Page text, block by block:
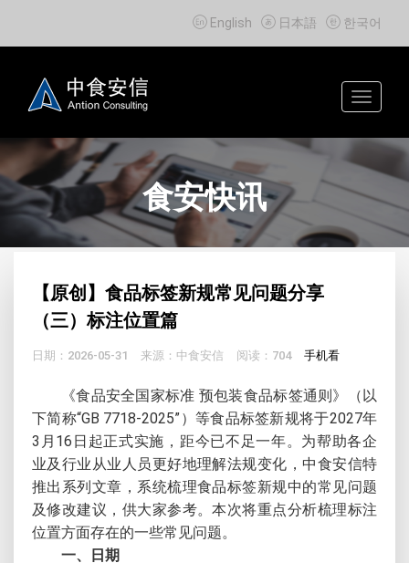
 English  日本語  한국어
Toggle
食安快讯
【原创】食品标签新规常见问题分享
（三）标注位置篇
日期：2026-05-31 来源：中食安信 阅读：704 手机看
《食品安全国家标准 预包装食品标签通则》（以
下简称“GB 7718-2025”）等食品标签新规将于2027年
3月16日起正式实施，距今已不足一年。为帮助各企
业及行业从业人员更好地理解法规变化，中食安信特
推出系列文章，系统梳理食品标签新规中的常见问题
及修改建议，供大家参考。本次将重点分析梳理标注
位置方面存在的一些常见问题。
一、日期